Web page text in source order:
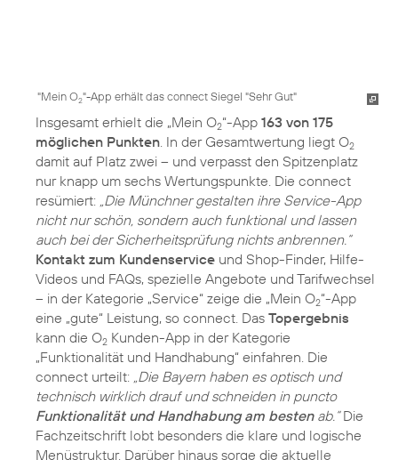
"Mein O2"-App erhält das connect Siegel "Sehr Gut"
Insgesamt erhielt die „Mein O2“-App 163 von 175
möglichen Punkten . In der Gesamtwertung liegt O2
damit auf Platz zwei – und verpasst den Spitzenplatz
nur knapp um sechs Wertungspunkte. Die connect
resümiert: „Die Münchner gestalten ihre Service-App
nicht nur schön, sondern auch funktional und lassen
auch bei der Sicherheitsprüfung nichts anbrennen.“
Kontakt zum Kundenservice und Shop-Finder, Hilfe-
Videos und FAQs, spezielle Angebote und Tarifwechsel
– in der Kategorie „Service“ zeige die „Mein O2“-App
eine „gute“ Leistung, so connect. Das Topergebnis
kann die O2 Kunden-App in der Kategorie
„Funktionalität und Handhabung“ einfahren. Die
connect urteilt: „Die Bayern haben es optisch und
technisch wirklich drauf und schneiden in puncto
Funktionalität und Handhabung am bestenab.“Die
Fachzeitschrift lobt besonders die klare und logische
Menüstruktur. Darüber hinaus sorge die aktuelle